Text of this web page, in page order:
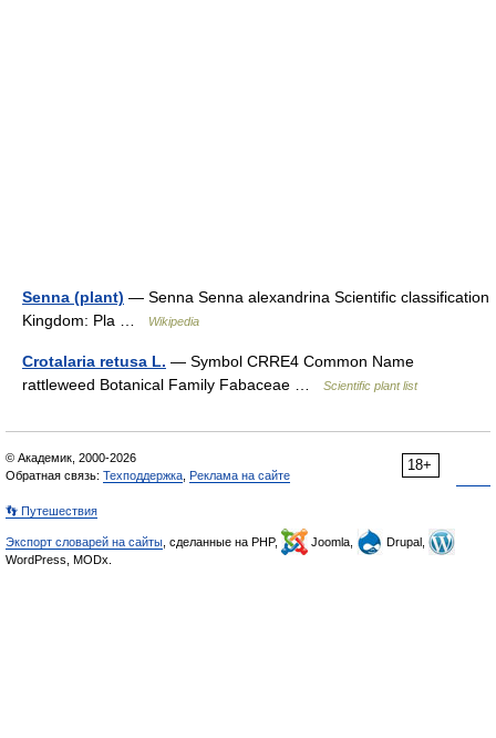
Senna (plant) — Senna Senna alexandrina Scientific classification
Kingdom: Pla …
Wikipedia
Crotalaria retusa L. — Symbol CRRE4 Common Name
rattleweed Botanical Family Fabaceae …
Scientific plant list
18+
© Академик, 2000-2026
Обратная связь: Техподдержка Реклама на сайте
👣 Путешествия
Экспорт словарей на сайты , сделанные на PHP, Joomla,
Drupal,
WordPress, MODx.